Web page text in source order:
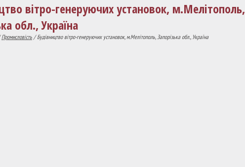
вітро-генеруючих установок, м.Мелітополь,
обл., Україна
Промисловість / Будівництво вітро-генеруючих установок, м.Мелітополь, Запорізька обл., Україна